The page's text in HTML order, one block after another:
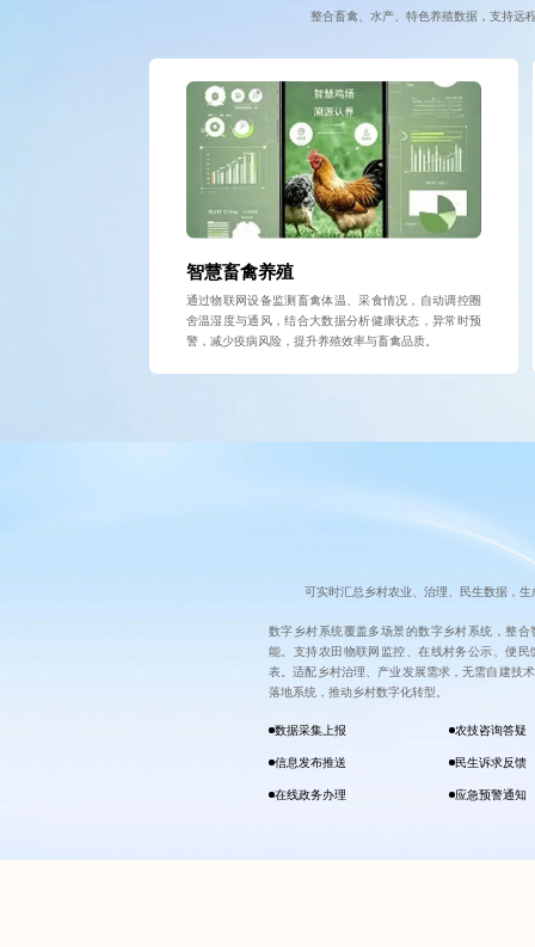
整合畜禽、水产、特色养殖数据，支持远
智慧畜禽养殖
通过物联网设备监测畜禽体温、采食情况，自动调控圈
舍温湿度与通风，结合大数据分析健康状态，异常时预
警，减少疫病风险，提升养殖效率与畜禽品质。
可实时汇总乡村农业、治理、民生数据，
数字乡村系统覆盖多场景的数字乡村系统，整
能。支持农田物联网监控、在线村务公示、便
表。适配乡村治理、产业发展需求，无需自建技
落地系统，推动乡村数字化转型。
数据采集上报 农技咨询答疑
信息发布推送 民生诉求反馈
在线政务办理 应急预警通知